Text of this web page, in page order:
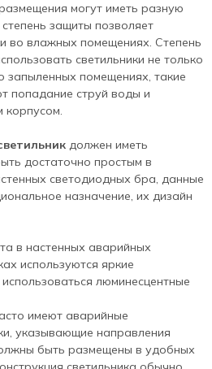
могут иметь разную
защиты позволяет
во влажных помещениях. Степень
светильники не только
запыленных помещениях, такие
попадание струй воды и
должен иметь
достаточно простым в
светодиодных бра, данные
назначение, их дизайн
в настенных аварийных
используются яркие
люминесцентные
имеют аварийные
указывающие направления
быть размещены в удобных